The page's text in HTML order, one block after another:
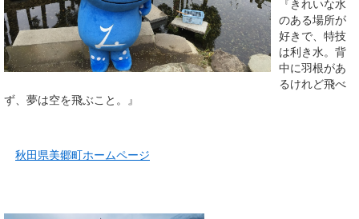
『きれいな水
のある場所が
好きで、特技
は利き水。背
中に羽根があ
るけれど飛べ
ず、夢は空を飛ぶこと。』
秋田県美郷町ホームページ